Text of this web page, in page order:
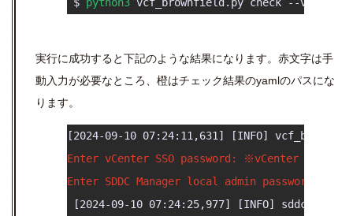
$ python3 vcf_brownfield.py check --vcenter
実行に成功すると下記のような結果になります。赤文字は手
動入力が必要なところ、橙はチェック結果のyamlのパスにな
ります。
Enter vCenter SSO password: ※vCenter Serverの
Enter SDDC Manager local admin password:
[2024-09-10 07:24:25,977] [INFO]